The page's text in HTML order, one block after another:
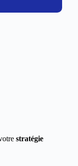
stratégie